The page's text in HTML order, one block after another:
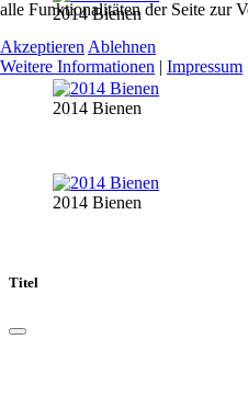
2014 Bienen
2014 Bienen
2014 Bienen
Titel
alle Funktionalitäten der Seite zur
Akzeptieren Ablehnen
Weitere Informationen | Impressum